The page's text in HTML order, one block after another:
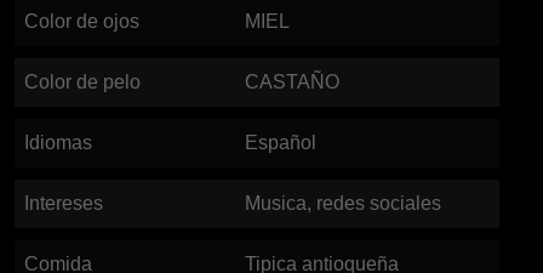
Color de ojos MIEL
Color de pelo CASTAÑO
Idiomas Español
Intereses Musica, redes sociales
Comida Tipica antioqueña